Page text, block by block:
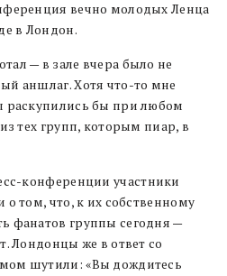
вечно молодых Ленца
в Лондон.
— в зале вчера было не
аншлаг. Хотя что-то мне
раскупились бы при любом
тех групп, которым пиар, в
конференции участники
о том, что, к их собственному
фанатов группы сегодня —
Лондонцы же в ответ со
шутили: «Вы дождитесь